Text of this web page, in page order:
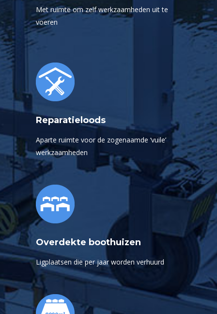
Met ruimte om zelf werkzaamheden uit te
voeren
Reparatieloods
Aparte ruimte voor de zogenaamde ‘vuile’
werkzaamheden
Overdekte boothuizen
Ligplaatsen die per jaar worden verhuurd